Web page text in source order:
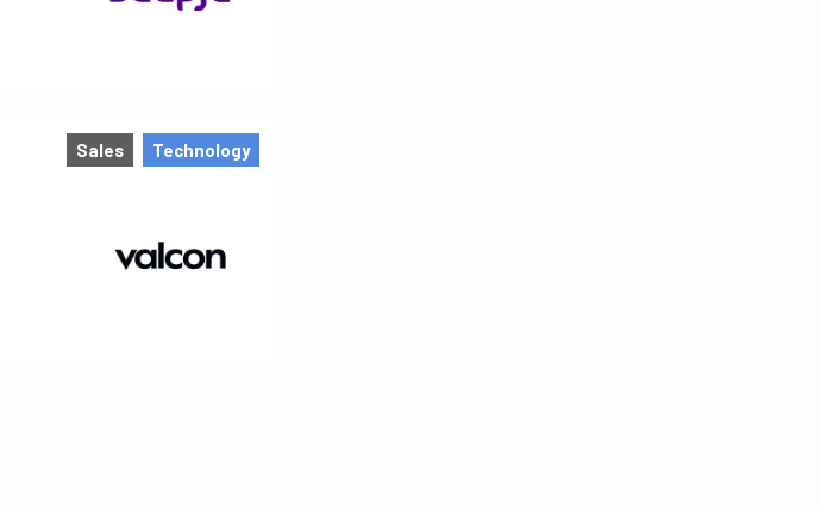
Sales Technology